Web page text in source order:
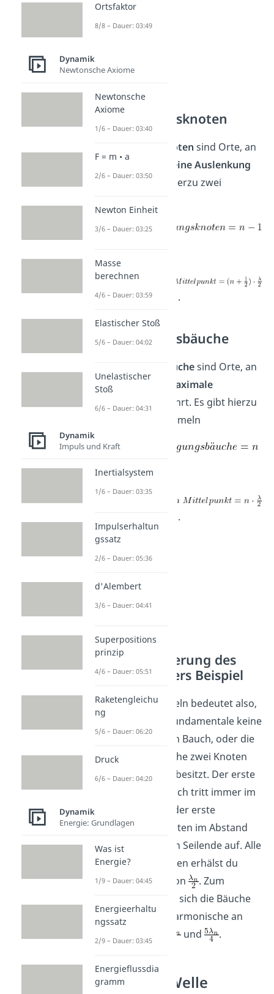
Schwingungsknoten
Schwingungsknoten sind Orte, an
keine Auslenkung
erfährt. Es gibt hierzu zwei
.
Schwingungsbäuche
Schwingungsbäuchesind Orte, an
denen das Seil
maximale
Auslenkung
erfährt. Es gibt hierzu
zwei wichtige Formeln
und
.
Charakterisierung des
Wellenmusters Beispiel
Die obigen Formeln bedeutet also,
dass bspw. die Fundamentale keine
Knoten und einen Bauch, oder die
dritte Harmonische zwei Knoten
und drei Bäuche besitzt. Der erste
Schwingungsbauch tritt immer im
, der erste
Schwingungsknoten im Abstand
von
zum linken Seilende auf. Alle
anderen Positionen erhälst du
durch Addition von
. Zum
Beispiel befinden sich die Bäuche
bei der dritten Harmonische an
und .
Stehende Welle
Ortsfaktor
8/8 – Dauer: 03:49
Dynamik
Newtonsche Axiome
Newtonsche
Axiome
1/6 – Dauer: 03:40
F = m • a
2/6 – Dauer: 03:50
Newton Einheit
3/6 – Dauer: 03:25
Masse
berechnen
4/6 – Dauer: 03:59
Elastischer Stoß
5/6 – Dauer: 04:02
Unelastischer
Stoß
6/6 – Dauer: 04:31
Dynamik
Impuls und Kraft
Inertialsystem
1/6 – Dauer: 03:35
Impulserhaltun
gssatz
2/6 – Dauer: 05:36
d'Alembert
3/6 – Dauer: 04:41
Superpositions
prinzip
4/6 – Dauer: 05:51
Raketengleichu
ng
5/6 – Dauer: 06:20
Druck
6/6 – Dauer: 04:20
Dynamik
Energie: Grundlagen
Was ist
Energie?
1/9 – Dauer: 04:45
Energieerhaltu
ngssatz
2/9 – Dauer: 03:45
Energieflussdia
gramm